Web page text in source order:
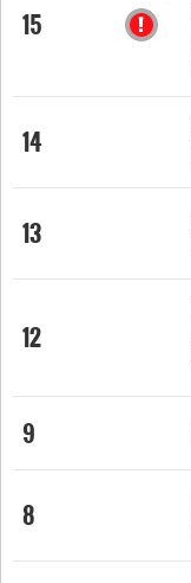
15
14
13
12
9
8